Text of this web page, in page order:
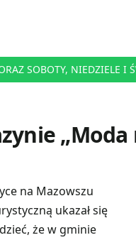
SOBOTY, NIEDZIELE I
„Moda
na Mazowszu
ukazał się
że w gminie